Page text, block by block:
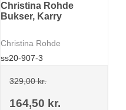
Christina Rohde
Bukser, Karry
Christina Rohde
ss20-907-3
329,00 kr.
164,50 kr.